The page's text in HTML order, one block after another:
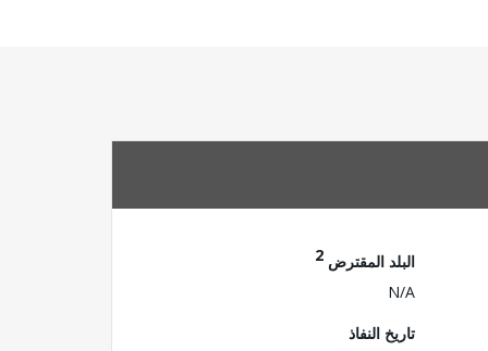
البلد المقترض 2
N/A
تاريخ النفاذ